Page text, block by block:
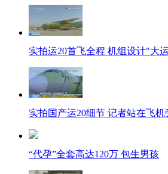
实拍运20首飞全程 机组设计"大
实拍国产运20细节 记者站在飞
“代孕”全套高达120万 包生男孩